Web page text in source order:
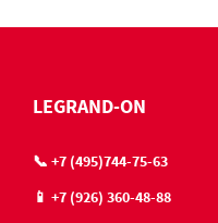
LEGRAND-ON
📞 +7 (495)744-75-63
📱 +7 (926) 360-48-88